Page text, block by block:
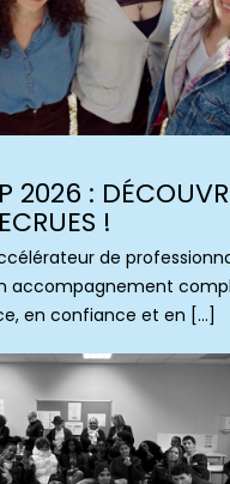
2026 :
!
de
accompagnement
en confiance et en […]